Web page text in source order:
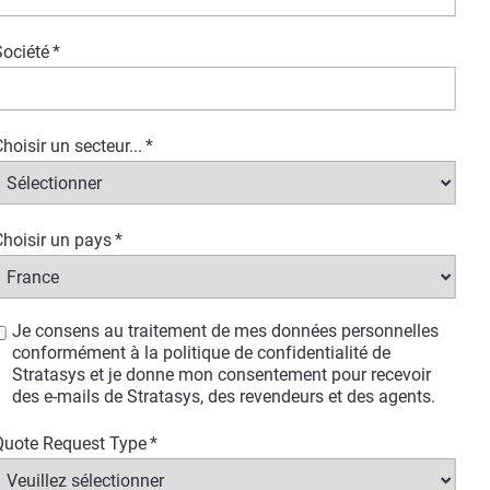
*
un secteur... *
un pays*
Je consens au traitement de mes données personnelles
conformément à la politique de confidentialité de
Stratasys et je donne mon consentement pour recevoir
des e-mails de Stratasys, des revendeurs et des agents.
Request Type*